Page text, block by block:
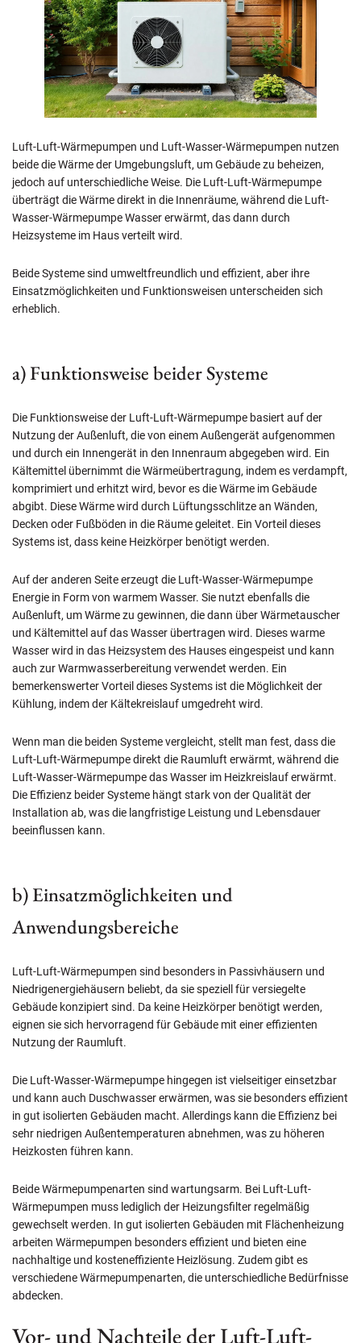
Luft-Luft-Wärmepumpen und Luft-Wasser-Wärmepumpen nutzen
beide die Wärme der Umgebungsluft, um Gebäude zu beheizen,
jedoch auf unterschiedliche Weise. Die Luft-Luft-Wärmepumpe
überträgt die Wärme direkt in die Innenräume, während die Luft-
Wasser-Wärmepumpe Wasser erwärmt, das dann durch
Heizsysteme im Haus verteilt wird.
Beide Systeme sind umweltfreundlich und effizient, aber ihre
Einsatzmöglichkeiten und Funktionsweisen unterscheiden sich
erheblich.
a) Funktionsweise beider Systeme
Die Funktionsweise der Luft-Luft-Wärmepumpe basiert auf der
Nutzung der Außenluft, die von einem Außengerät aufgenommen
und durch ein Innengerät in den Innenraum abgegeben wird. Ein
Kältemittel übernimmt die Wärmeübertragung, indem es verdampft,
komprimiert und erhitzt wird, bevor es die Wärme im Gebäude
abgibt. Diese Wärme wird durch Lüftungsschlitze an Wänden,
Decken oder Fußböden in die Räume geleitet. Ein Vorteil dieses
Systems ist, dass keine Heizkörper benötigt werden.
Auf der anderen Seite erzeugt die Luft-Wasser-Wärmepumpe
Energie in Form von warmem Wasser. Sie nutzt ebenfalls die
Außenluft, um Wärme zu gewinnen, die dann über Wärmetauscher
und Kältemittel auf das Wasser übertragen wird. Dieses warme
Wasser wird in das Heizsystem des Hauses eingespeist und kann
auch zur Warmwasserbereitung verwendet werden. Ein
bemerkenswerter Vorteil dieses Systems ist die Möglichkeit der
Kühlung, indem der Kältekreislauf umgedreht wird.
Wenn man die beiden Systeme vergleicht, stellt man fest, dass die
Luft-Luft-Wärmepumpe direkt die Raumluft erwärmt, während die
Luft-Wasser-Wärmepumpe das Wasser im Heizkreislauf erwärmt.
Die Effizienz beider Systeme hängt stark von der Qualität der
Installation ab, was die langfristige Leistung und Lebensdauer
beeinflussen kann.
b) Einsatzmöglichkeiten und
Anwendungsbereiche
Luft-Luft-Wärmepumpen sind besonders in Passivhäusern und
Niedrigenergiehäusern beliebt, da sie speziell für versiegelte
Gebäude konzipiert sind. Da keine Heizkörper benötigt werden,
eignen sie sich hervorragend für Gebäude mit einer effizienten
Nutzung der Raumluft.
Die Luft-Wasser-Wärmepumpe hingegen ist vielseitiger einsetzbar
und kann auch Duschwasser erwärmen, was sie besonders effizient
in gut isolierten Gebäuden macht. Allerdings kann die Effizienz bei
sehr niedrigen Außentemperaturen abnehmen, was zu höheren
Heizkosten führen kann.
Beide Wärmepumpenarten sind wartungsarm. Bei Luft-Luft-
Wärmepumpen muss lediglich der Heizungsfilter regelmäßig
gewechselt werden. In gut isolierten Gebäuden mit Flächenheizung
arbeiten Wärmepumpen besonders effizient und bieten eine
nachhaltige und kosteneffiziente Heizlösung. Zudem gibt es
verschiedene Wärmepumpenarten, die unterschiedliche Bedürfnisse
abdecken.
Vor- und Nachteile der Luft-Luft-